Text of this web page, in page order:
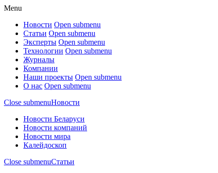
Menu
Новости Open submenu
Статьи Open submenu
Эксперты Open submenu
Технологии Open submenu
Журналы
Компании
Наши проекты Open submenu
О нас Open submenu
Close submenuНовости
Новости Беларуси
Новости компаний
Новости мира
Калейдоскоп
Close submenuСтатьи